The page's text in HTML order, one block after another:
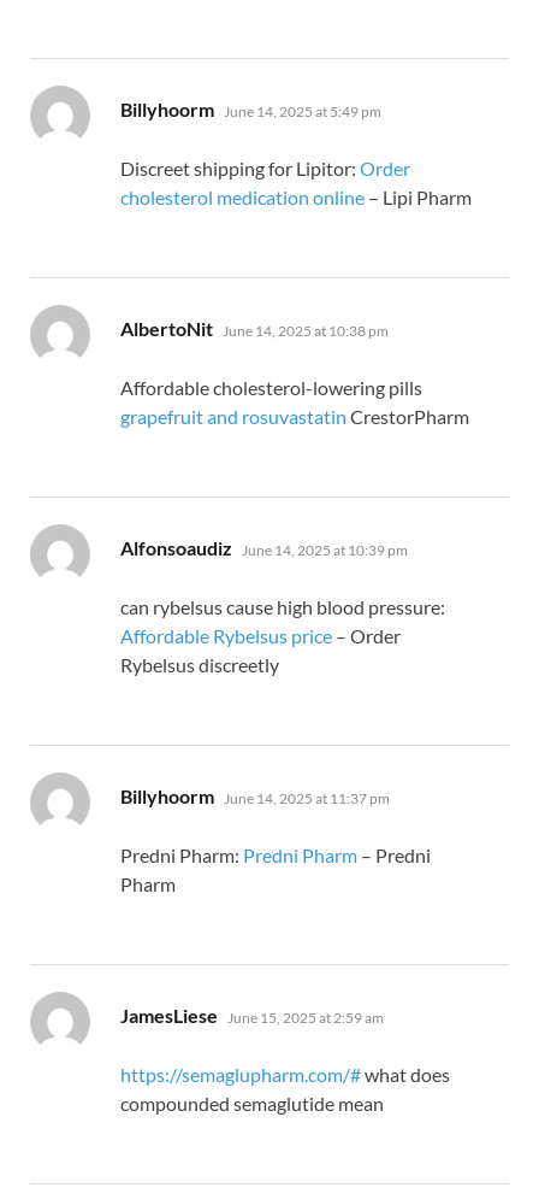
Billyhoorm says:
June 14, 2025 at 5:49 pm
Discreet shipping for Lipitor: Order
cholesterol medication online – Lipi Pharm
AlbertoNit says:
June 14, 2025 at 10:38 pm
Affordable cholesterol-lowering pills
grapefruit and rosuvastatin CrestorPharm
Alfonsoaudiz says:
June 14, 2025 at 10:39 pm
can rybelsus cause high blood pressure:
Affordable Rybelsus price – Order
Rybelsus discreetly
Billyhoorm says:
June 14, 2025 at 11:37 pm
Predni Pharm: Predni Pharm – Predni
Pharm
JamesLiese says:
June 15, 2025 at 2:59 am
https://semaglupharm.com/#what does
compounded semaglutide mean